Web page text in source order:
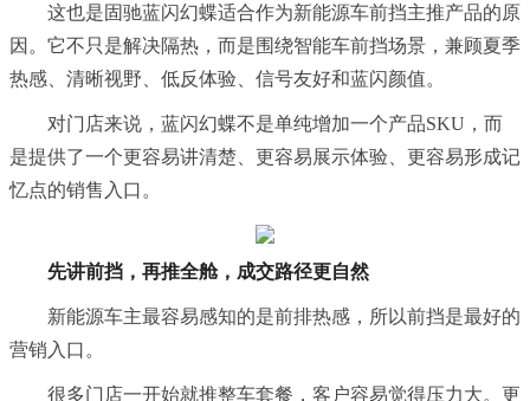
这也是固驰蓝闪幻蝶适合作为新能源车前挡主推产品的原
因。它不只是解决隔热，而是围绕智能车前挡场景，兼顾夏季
热感、清晰视野、低反体验、信号友好和蓝闪颜值。
对门店来说，蓝闪幻蝶不是单纯增加一个产品SKU，而
是提供了一个更容易讲清楚、更容易展示体验、更容易形成记
忆点的销售入口。
先讲前挡，再推全舱，成交路径更自然
新能源车主最容易感知的是前排热感，所以前挡是最好的
营销入口。
很多门店一开始就推整车套餐，客户容易觉得压力大。更